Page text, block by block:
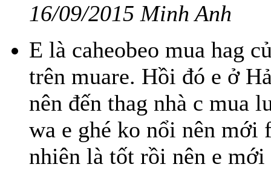
16/09/2015 Minh Anh
E là caheobeo mua hag
trên muare. Hồi đó e ở
nên đến thag nhà c mua
wa e ghé ko nổi nên mới
nhiên là tốt rồi nên e